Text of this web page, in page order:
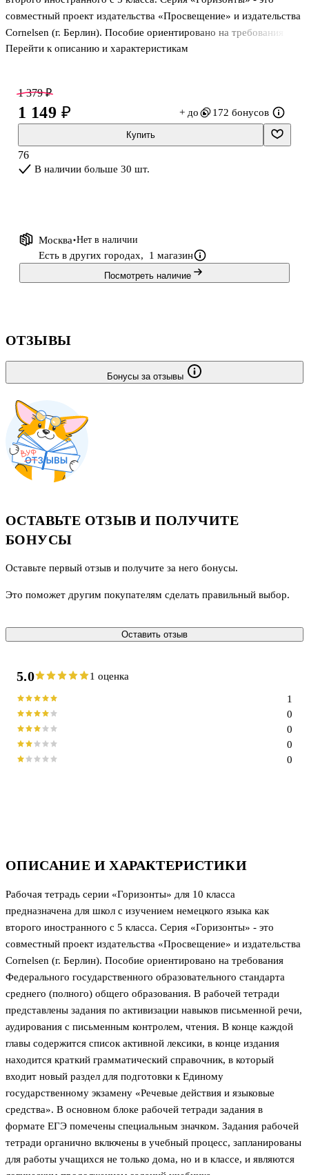
совместный проект издательства «Просвещение» и издательства
Cornelsen (г. Берлин). Пособие ориентировано на требования
Федерального государственного образовательного стандарта
аудирования с письменным контролем, чтения. В конце каждой
главы содержится список активной лексики, в конце издания
находится краткий грамматический справочник, в который
входит новый раздел для подготовки к Единому
государственному экзамену «Ре
Перейти к описанию и характеристикам
1 379 ₽
1 149 ₽ + до 172 бонусов
Купить
76
В наличии больше 30 шт.
Москва Нет в наличии
Есть в других городах, 1 магазин
Посмотреть наличие
ОПИСАНИЕ И ХАРАКТЕРИСТИКИ
Рабочая тетрадь серии «Горизонты» для 10 класса
предназначена для школ с изучением немецкого языка как
второго иностранного с 5 класса. Серия «Горизонты» - это
совместный проект издательства «Просвещение» и издательства
Cornelsen (г. Берлин). Пособие ориентировано на требования
Федерального государственного образовательного стандарта
среднего (полного) общего образования. В рабочей тетради
представлены задания по активизации навыков письменной речи,
аудирования с письменным контролем, чтения. В конце каждой
главы содержится список активной лексики, в конце издания
находится краткий грамматический справочник, в который
входит новый раздел для подготовки к Единому
государственному экзамену «Речевые действия и языковые
средства». В основном блоке рабочей тетради задания в
формате ЕГЭ помечены специальным значком. Задания рабочей
тетради органично включены в учебный процесс, запланированы
для работы учащихся не только дома, но и в классе, и являются
ОТЗЫВЫ
Бонусы за отзывы
ОСТАВЬТЕ ОТЗЫВ И ПОЛУЧИТЕ
БОНУСЫ
Оставьте первый отзыв и получите за него бонусы.
Это поможет другим покупателям сделать правильный выбор.
Оставить отзыв
5.0 1 оценка
0
0
0
0
1